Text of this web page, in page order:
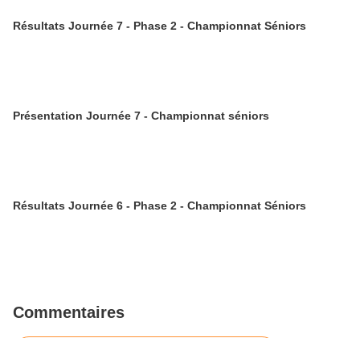
Résultats Journée 7 - Phase 2 - Championnat Séniors
Présentation Journée 7 - Championnat séniors
Résultats Journée 6 - Phase 2 - Championnat Séniors
Commentaires